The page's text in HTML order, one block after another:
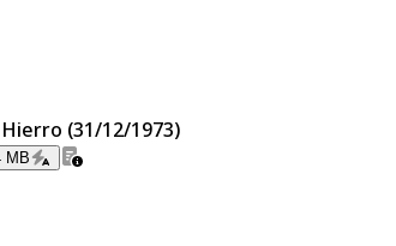
(31/12/1973)
MB